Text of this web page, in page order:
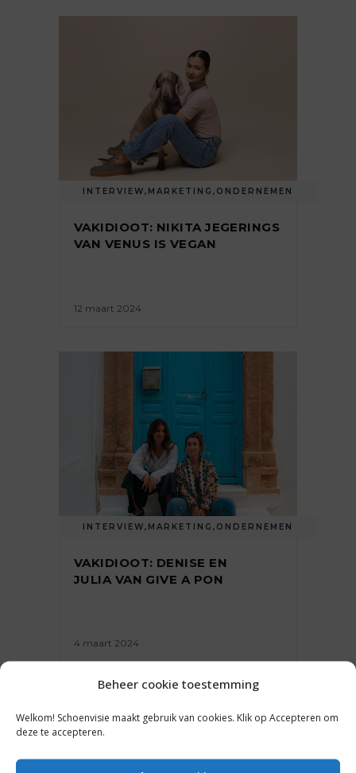
Beheer cookie toestemming
Welkom! Schoenvisie maakt gebruik van cookies. Klik op Accepteren om
deze te accepteren.
INTERVIEW, MARKETING , ONDERNEMEN
VAKIDIOOT: NIKITA JEGERINGS
VAN VENUS IS VEGAN
12 maart 2024
INTERVIEW, MARKETING , ONDERNEMEN
VAKIDIOOT: DENISE EN
JULIA VAN GIVE A PON
4 maart 2024